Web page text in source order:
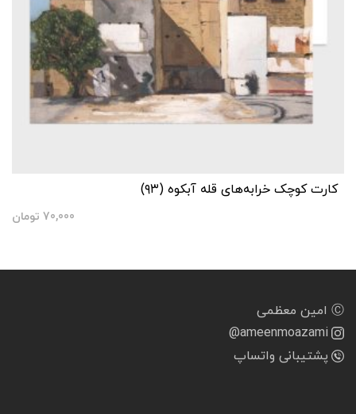
کارت کوچک خرابه‌های قله آبکوه (۹۳)
70,000 تومان
Ⓒ امین معظمی
@ameenmoazami
پشتیبانی واتساپ